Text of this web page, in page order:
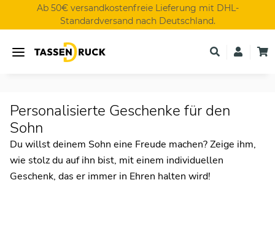
Ab 50€ versandkostenfreie Lieferung mit DHL-
Standardversand nach Deutschland.
Personalisierte Geschenke für den
Sohn
Du willst deinem Sohn eine Freude machen? Zeige ihm,
wie stolz du auf ihn bist, mit einem individuellen
Geschenk, das er immer in Ehren halten wird!